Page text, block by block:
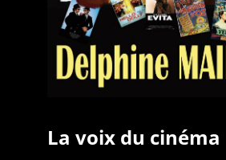
La voix du cinéma